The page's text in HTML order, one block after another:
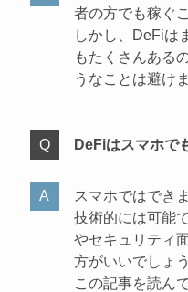
者の方でも稼ぐ
しかし、DeFiは
もたくさんある
うなことは避け
DeFiはスマホで
スマホではでき
技術的には可能
やセキュリティ
方がいいでしょう
この記事を読ん